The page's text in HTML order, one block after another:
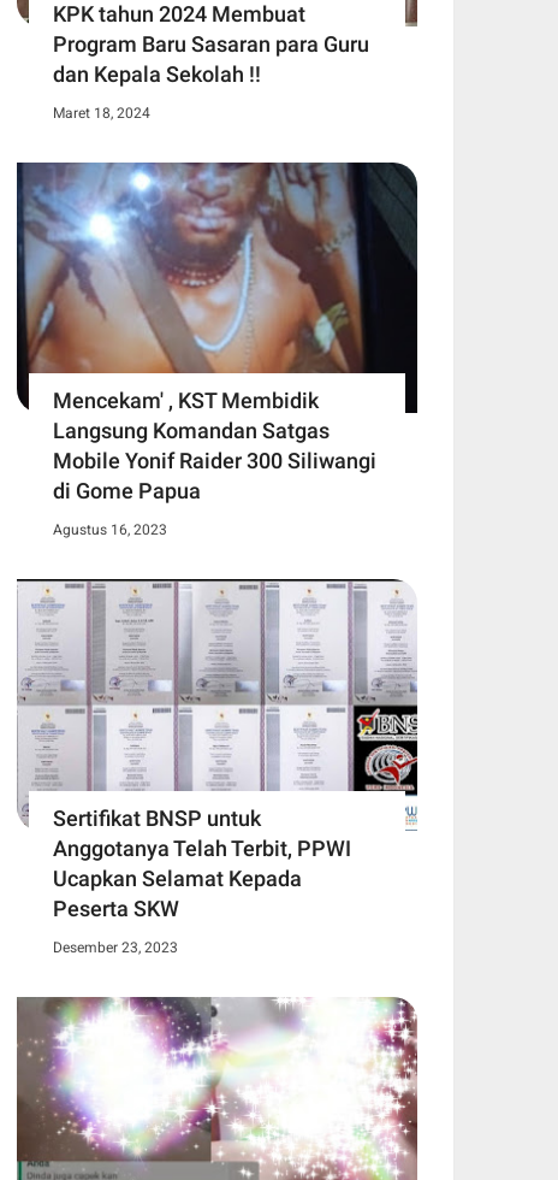
KPK tahun 2024 Membuat
Program Baru Sasaran para Guru
dan Kepala Sekolah !!
Maret 18, 2024
Mencekam' , KST Membidik
Langsung Komandan Satgas
Mobile Yonif Raider 300 Siliwangi
di Gome Papua
Agustus 16, 2023
Sertifikat BNSP untuk
Anggotanya Telah Terbit, PPWI
Ucapkan Selamat Kepada
Peserta SKW
Desember 23, 2023